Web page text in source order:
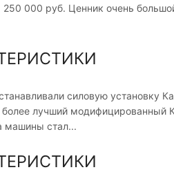
250 000 руб. Ценник очень
силовую установку
лучший модифицированный
машины стал...